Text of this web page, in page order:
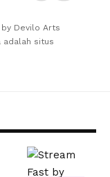
Devilo Arts
adalah situs